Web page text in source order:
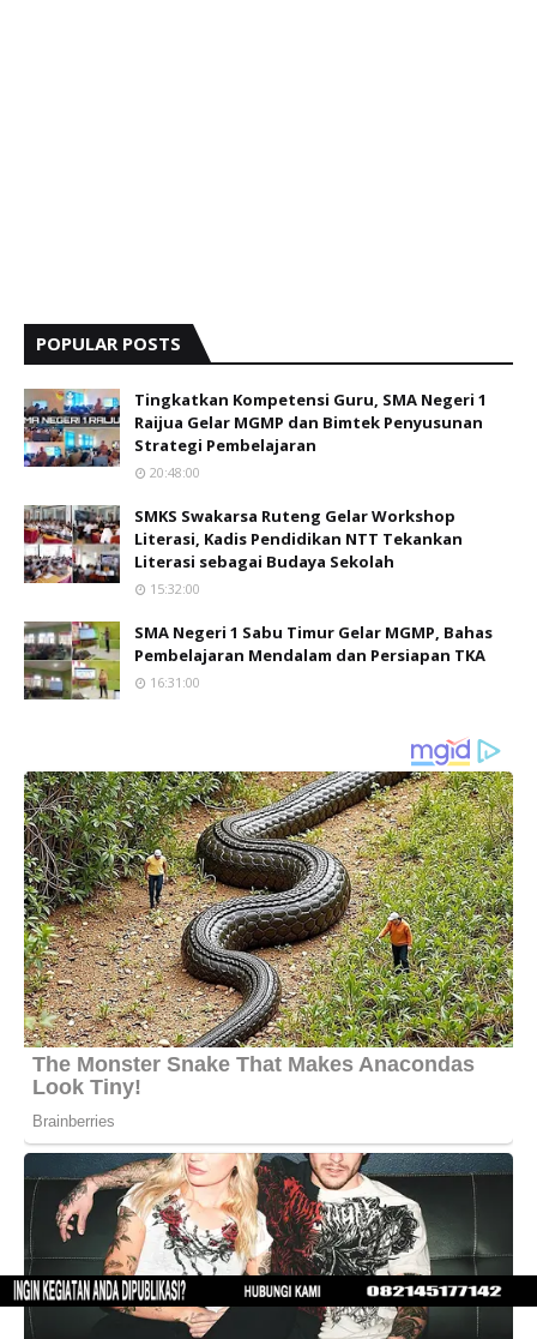
POPULAR POSTS
Tingkatkan Kompetensi Guru, SMA Negeri 1
Raijua Gelar MGMP dan Bimtek Penyusunan
Strategi Pembelajaran
20:48:00
SMKS Swakarsa Ruteng Gelar Workshop
Literasi, Kadis Pendidikan NTT Tekankan
Literasi sebagai Budaya Sekolah
15:32:00
SMA Negeri 1 Sabu Timur Gelar MGMP, Bahas
Pembelajaran Mendalam dan Persiapan TKA
16:31:00